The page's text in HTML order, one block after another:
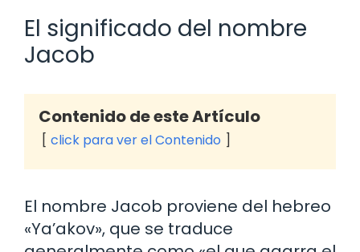
El significado del nombre
Jacob
Contenido de este Artículo
click para ver el Contenido
El nombre Jacob proviene del hebreo
«Ya’akov», que se traduce